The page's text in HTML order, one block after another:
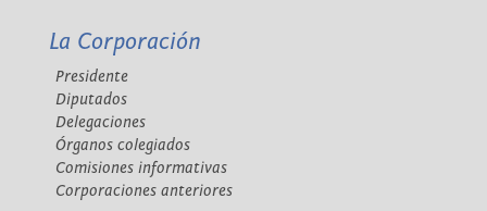
La Corporación
Presidente
Diputados
Delegaciones
Órganos colegiados
Comisiones informativas
Corporaciones anteriores